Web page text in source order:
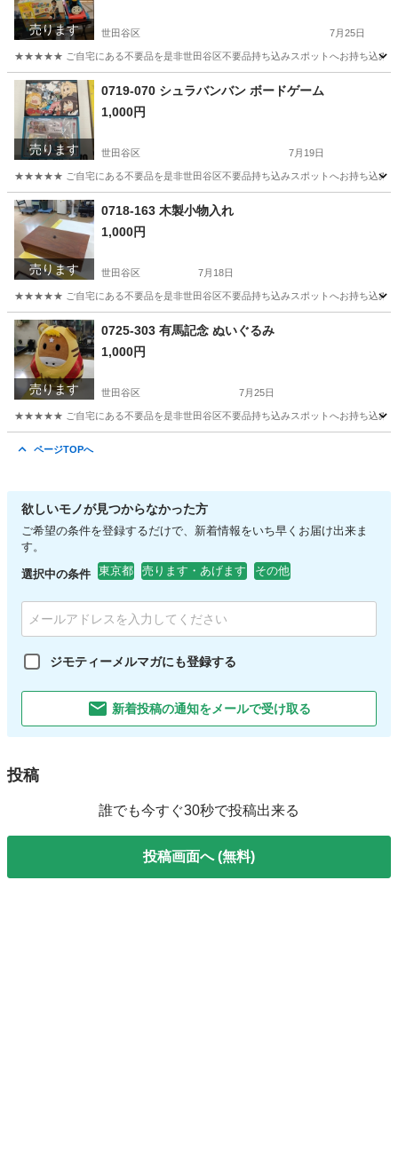
売ります 世田谷区 7月25日
★★★★★ ご自宅にある不要品を是非世田谷区不要品持ち込みスポットへお持ち込みし
東京 世田谷区 きかんしゃトーマス
売ります
0719-070 シュラバンバン ボードゲーム
1,000円
世田谷区 7月19日
★★★★★ ご自宅にある不要品を是非世田谷区不要品持ち込みスポットへお持ち込みし
東京 世田谷区 ボードゲーム スポット
売ります
0718-163 木製小物入れ
1,000円
世田谷区 7月18日
★★★★★ ご自宅にある不要品を是非世田谷区不要品持ち込みスポットへお持ち込みし
東京 世田谷区 インテリア雑貨/小物 スポット
売ります
0725-303 有馬記念 ぬいぐるみ
1,000円
世田谷区 7月25日
★★★★★ ご自宅にある不要品を是非世田谷区不要品持ち込みスポットへお持ち込みし
ページTOPへ
欲しいモノが見つからなかった方
ご希望の条件を登録するだけで、新着情報をいち早くお届け出来ま
す。
選択中の条件 東京都 売ります・あげます その他
ジモティーメルマガにも登録する
新着投稿の通知をメールで受け取る
投稿
誰でも今すぐ30秒で投稿出来る
投稿画面へ (無料)